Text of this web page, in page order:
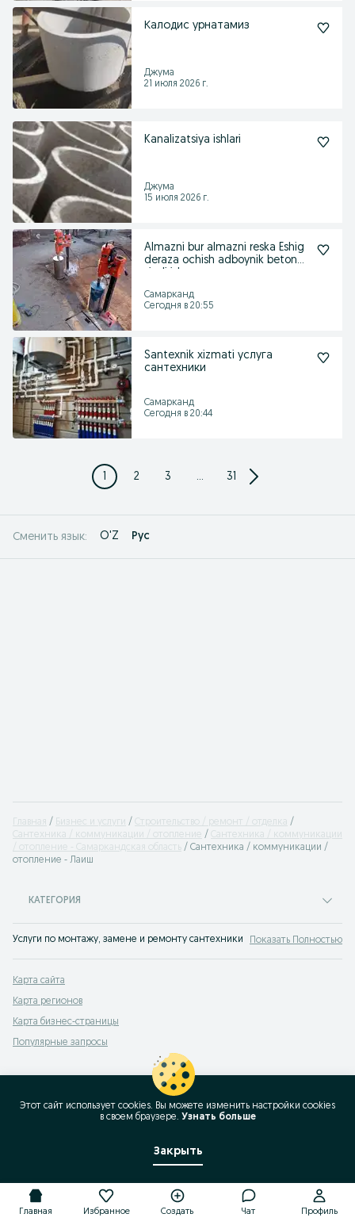
Калодис урнатамиз
Джума
21 июля 2026 г.
Kanalizatsiya ishlari
Джума
15 июля 2026 г.
Almazni bur almazni reska Eshig
deraza ochish adboynik beton
Самарканд
Сегодня в 20:55
Santexnik xizmati услуга
сантехники
Самарканд
Сегодня в 20:44
1 2 3 ... 31
Сменить язык: O'Z Рус
Главная Бизнес и услуги
Строительство / ремонт / отделка
Сантехника / коммуникации / отопление
Сантехника / коммуникации
/ отопление - Самаркандская область
Сантехника / коммуникации /
отопление - Лаиш
КАТЕГОРИЯ
Услуги по монтажу, замене и ремонту сантехники Лаиш. Множество
Показать Полностью
Карта сайта
Карта регионов
Карта бизнес-страницы
Популярные запросы
Главная Избранное Создать Чат Профиль
Этот сайт использует cookies. Вы можете изменить настройки cookies
в своeм браузере. Узнать больше
Закрыть